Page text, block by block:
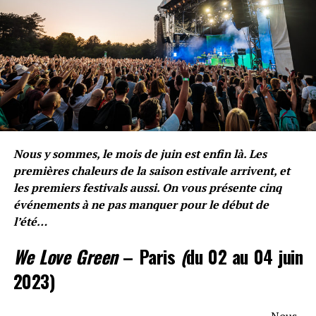
Lucas
Voir toutes les publications
MOTS CLÉS 17% ALBUM DINOS EPISODE 2
EXTENSION
FRANGLISH
GUY2BEZBAR
LETO
MOZART CAPITAINE JACKSON
PROJET RÉÉDITION
SUIVANT
Le prélude de L’amour selon Disiz
Limsa délivre la partie finale de sa série d’EP, Logique
Part. 3
Nous y sommes, le mois de juin est enfin là. Les
premières chaleurs de la saison estivale arrivent, et
les premiers festivals aussi. On vous présente cinq
événements à ne pas manquer pour le début de
l’été…
We Love Green– Paris (du 02 au 04 juin
2023)